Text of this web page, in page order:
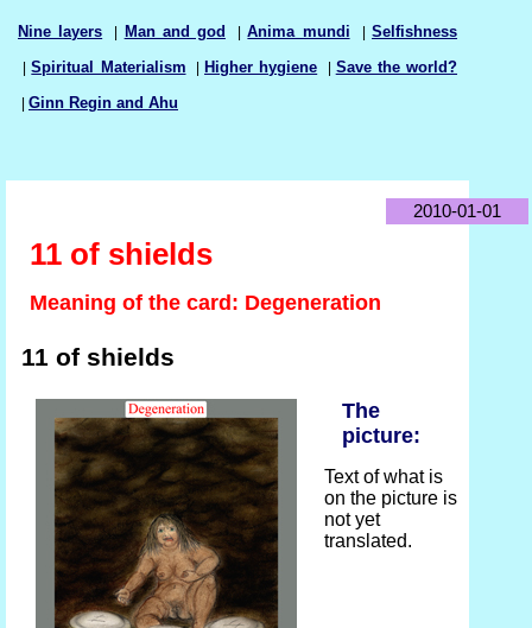
Nine layers Man and god |Anima mundi |Selfishness
|Spiritual Materialism Higher hygiene Save the world?
Ginn Regin and Ahu
2010-01-01
11 of shields
Meaning of the card: Degeneration
11 of shields
The
picture:
Text of what is
on the picture is
not yet
translated.